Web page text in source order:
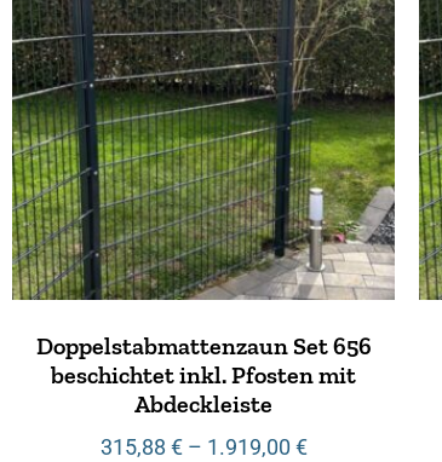
Doppelstabmattenzaun Set 656
beschichtet inkl. Pfosten mit
Abdeckleiste
315,88 €– 1.919,00 €